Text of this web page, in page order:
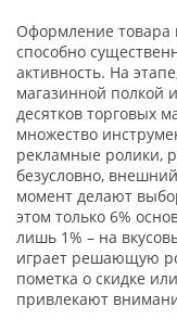
Оформление товара
способно
активность. На
магазинной полкой
десятков торговых
множество
рекламные ролики,
безусловно,
момент делают
этом только 6%
лишь 1% – на
играет решающую
пометка о скидке
привлекают